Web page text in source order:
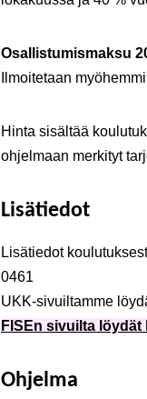
Osallistumismaksu
Ilmoitetaan
Hinta sisältää
ohjelmaan merkityt
Lisätiedot
Lisätiedot
0461
UKK-sivuiltamme
FISEn sivuilta löydät
Ohjelma